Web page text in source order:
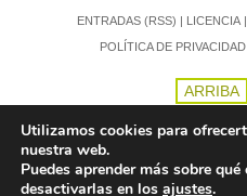
ENTRADAS (RSS) | LICENCIA|
POLÍTICA DE PRIVACIDAD
ARRIBA
Utilizamos cookies para
nuestra web.
Puedes aprender más sobre
desactivarlas en los ajustes.